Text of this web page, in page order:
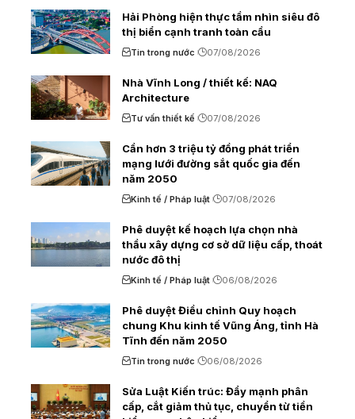
Hải Phòng hiện thực tầm nhìn siêu đô
thị biển cạnh tranh toàn cầu
Tin trong nước 07/08/2026
Nhà Vĩnh Long / thiết kế: NAQ
Architecture
Tư vấn thiết kế 07/08/2026
Cần hơn 3 triệu tỷ đồng phát triển
mạng lưới đường sắt quốc gia đến
năm 2050
Kinh tế / Pháp luật 07/08/2026
Phê duyệt kế hoạch lựa chọn nhà
thầu xây dựng cơ sở dữ liệu cấp, thoát
nước đô thị
Kinh tế / Pháp luật 06/08/2026
Phê duyệt Điều chỉnh Quy hoạch
chung Khu kinh tế Vũng Áng, tỉnh Hà
Tĩnh đến năm 2050
Tin trong nước 06/08/2026
Sửa Luật Kiến trúc: Đẩy mạnh phân
cấp, cắt giảm thủ tục, chuyển từ tiền